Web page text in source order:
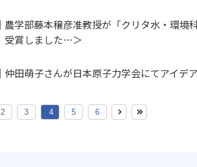
農学部藤本穣彦准教授が「クリタ水・環境
受賞しました
仲田萌子さんが日本原子力学会にてアイデ
2 3 4 5 6